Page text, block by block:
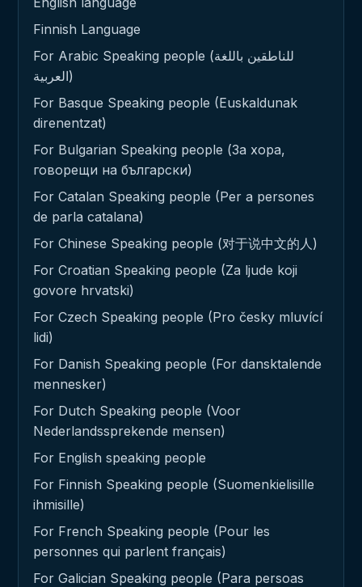
Finnish Language
For Arabic Speaking people (للناطقين باللغة
العربية)
For Basque Speaking people (Euskaldunak
direnentzat)
For Bulgarian Speaking people (За хора,
говорещи на български)
For Catalan Speaking people (Per a persones
de parla catalana)
For Chinese Speaking people (对于说中文的人)
For Croatian Speaking people (Za ljude koji
govore hrvatski)
For Czech Speaking people (Pro česky mluvící
lidi)
For Danish Speaking people (For dansktalende
mennesker)
For Dutch Speaking people (Voor
Nederlandssprekende mensen)
For English speaking people
For Finnish Speaking people (Suomenkielisille
ihmisille)
For French Speaking people (Pour les
personnes qui parlent français)
For Galician Speaking people (Para persoas